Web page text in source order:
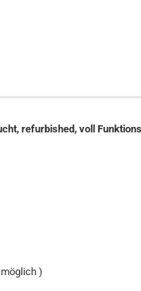
refurbished, voll
)